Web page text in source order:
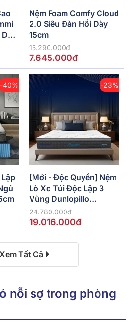
Nệm Foam Comfy Cloud
2.0 Siêu Đàn Hồi Dày
15cm
15.290.000đ
7.645.000đ
-40% -23%
[Mới - Độc Quyền] Nệm
Lò Xo Túi Độc Lập 3
Vùng Dunlopillo
De.Stress Powerful
24.780.000đ
19.016.000đ
Xem Tất Cả
nỗi sợ trong phòng